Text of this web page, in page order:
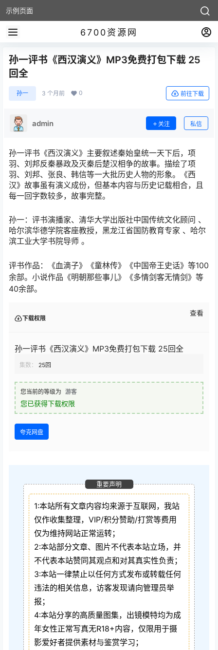
示例页面
6700资源网
孙一评书《西汉演义》MP3免费打包下载 25
回全
孙一 3 个月前 0 前往下载
admin 关注 私信
孙一评书《西汉演义》主要叙述秦始皇统一天下后，项
羽、刘邦反秦暴政及灭秦后楚汉相争的故事。描绘了项
羽、刘邦、张良、韩信等一大批历史人物的形象。《西
汉》故事虽有演义成份，但基本内容与历史记载相合，且
每一回字数较多，故事完整。
孙一：评书演播家、清华大学出版社中国传统文化顾问 、
哈尔滨华德学院客座教授，黑龙江省国防教育专家 、哈尔
滨工业大学书院导师 。
评书作品：《血滴子》《童林传》《中国帝王史话》等100
余部。小说作品《明朝那些事儿》《多情剑客无情剑》等
40余部。
下载权限
查看
孙一评书《西汉演义》MP3免费打包下载 25回全
集数： 25回
您当前的等级为 游客
您已获得下载权限
夸克网盘
重要声明
1:本站所有文章内容均来源于互联网，我站
仅作收集整理，VIP/积分赞助/打赏等费用
仅为维持网站正常运转；
2:本站部分文章、图片不代表本站立场，并
不代表本站赞同其观点和对其真实性负责；
3:本站一律禁止以任何方式发布或转载任何
违法的相关信息，访客发现请向管理员举
报；
4:本站分享的高质量图集，出镜模特均为成
年女性正常写真无R18+内容，仅限用于摄
影爱好者提供素材与鉴赏学习；